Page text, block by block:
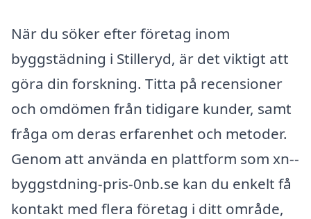
När du söker efter företag inom
byggstädning i Stilleryd, är det viktigt att
göra din forskning. Titta på recensioner
och omdömen från tidigare kunder, samt
fråga om deras erfarenhet och metoder.
Genom att använda en plattform som xn--
byggstdning-pris-0nb.se kan du enkelt få
kontakt med flera företag i ditt område,